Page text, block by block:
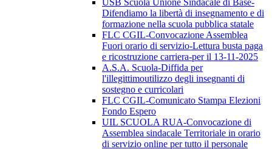
USB Scuola Unione Sindacale di Base-
Difendiamo la libertà di insegnamento e di
formazione nella scuola pubblica statale
FLC CGIL-Convocazione Assemblea
Fuori orario di servizio-Lettura busta paga
e ricostruzione carriera-per il 13-11-2025
A.S.A. Scuola-Diffida per
l'illegittimoutilizzo degli insegnanti di
sostegno e curricolari
FLC CGIL-Comunicato Stampa Elezioni
Fondo Espero
UIL SCUOLA RUA-Convocazione di
Assemblea sindacale Territoriale in orario
di servizio online per tutto il personale